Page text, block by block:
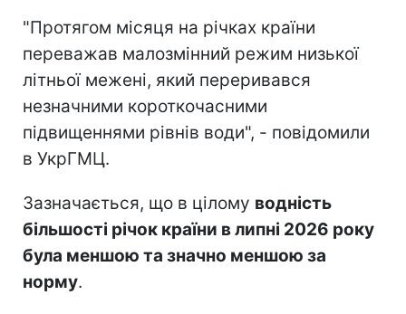
"Протягом місяця на річках країни
переважав малозмінний режим низької
літньої межені, який переривався
незначними короткочасними
підвищеннями рівнів води", - повідомили
в УкрГМЦ.
Зазначається, що в цілому водність
більшості річок країни в липні 2026 року
була меншою та значно меншою за
норму.